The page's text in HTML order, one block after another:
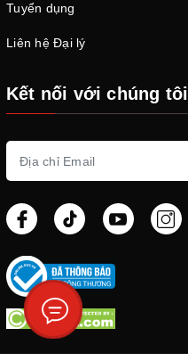
Tuyển dụng
Liên hệ Đại lý
Kết nối với chúng tôi